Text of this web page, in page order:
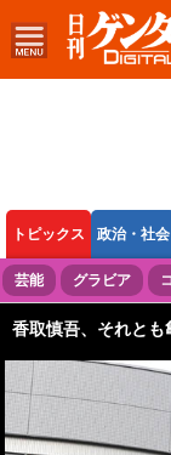
トピックス 政治・社会
ボートレース 競輪
芸能 グラビア
香取慎吾、それと